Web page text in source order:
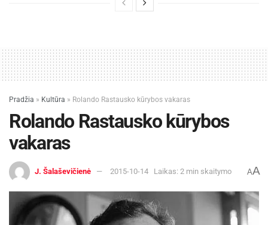
Pradžia » Kultūra » Rolando Rastausko kūrybos vakaras
Rolando Rastausko kūrybos
vakaras
J. Šalaševičienė 2015-10-14 Laikas: 2 min skaitymo AA